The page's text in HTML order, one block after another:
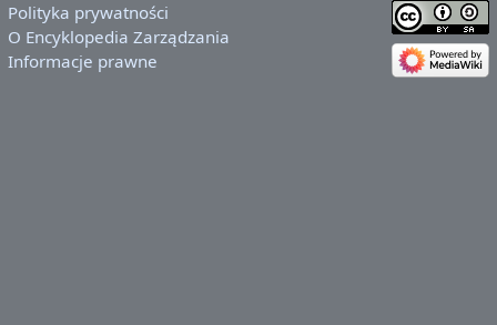
Polityka prywatności
O Encyklopedia Zarządzania
Informacje prawne